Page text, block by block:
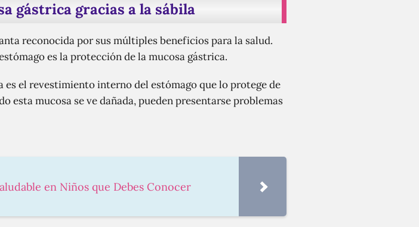
gástrica gracias a la sábila
reconocida por sus múltiples beneficios para la salud.
es la protección de la mucosa gástrica.
es el revestimiento interno del estómago que lo protege de
esta mucosa se ve dañada, pueden presentarse problemas
en Niños que Debes Conocer